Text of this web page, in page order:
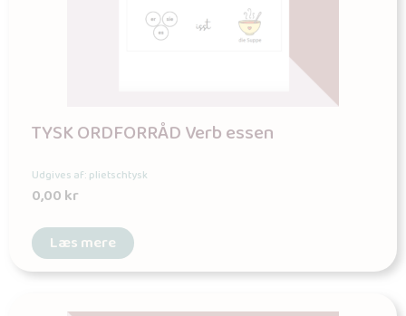
TYSK ORDFORRÅD Verb essen
Udgives af: plietschtysk
0,00kr
Læs mere